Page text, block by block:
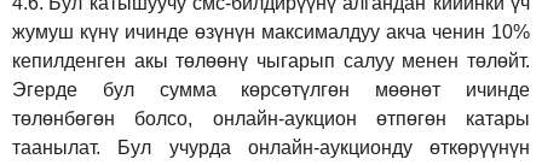
жумуш күнү ичинде өзүнүн максималдуу акча ченин 10%
кепилденген акы төлөөнү чыгарып салуу менен төлөйт.
Эгерде бул сумма көрсөтүлгөн мөөнөт ичинде
төлөнбөгөн болсо, онлайн-аукцион өтпөгөн катары
таанылат. Бул учурда онлайн-аукционду өткөрүүнүн